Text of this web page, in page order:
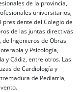
de la provincia,
universitarios,
del Colegio de
de las juntas directivas
de Ingenieros de Obras
y Psicología,
y Cádiz, entre otros. Las
de Cardiología y
de Pediatría,